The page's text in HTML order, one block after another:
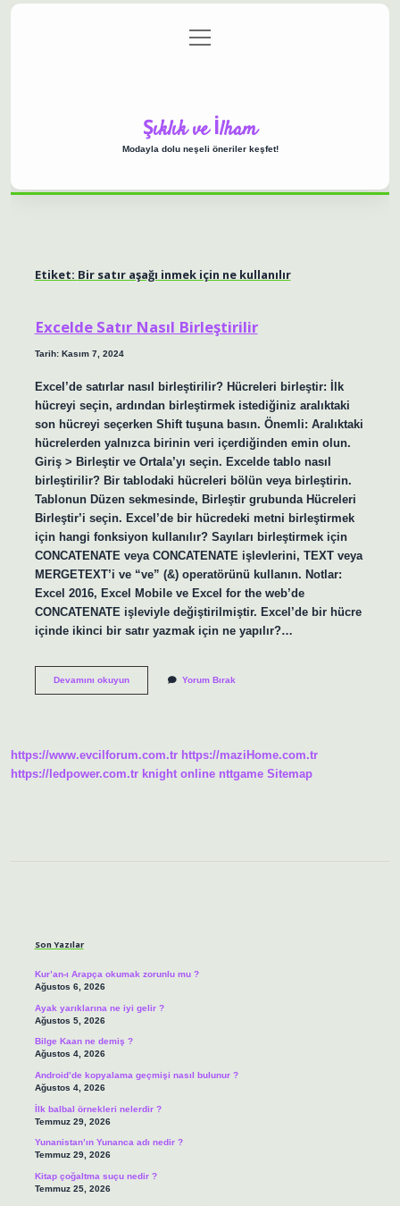
Gizlilik Politikası
menüyü
aç
Şıklık ve İlham
Modayla dolu neşeli öneriler keşfet!
Etiket: Bir satır aşağı inmek için ne kullanılır
Excelde Satır Nasıl Birleştirilir
Tarih: Kasım 7, 2024
Excel’de satırlar nasıl birleştirilir? Hücreleri birleştir: İlk
hücreyi seçin, ardından birleştirmek istediğiniz aralıktaki
son hücreyi seçerken Shift tuşuna basın. Önemli: Aralıktaki
hücrelerden yalnızca birinin veri içerdiğinden emin olun.
Giriş > Birleştir ve Ortala’yı seçin. Excelde tablo nasıl
birleştirilir? Bir tablodaki hücreleri bölün veya birleştirin.
Tablonun Düzen sekmesinde, Birleştir grubunda Hücreleri
Birleştir’i seçin. Excel’de bir hücredeki metni birleştirmek
için hangi fonksiyon kullanılır? Sayıları birleştirmek için
CONCATENATE veya CONCATENATE işlevlerini, TEXT veya
MERGETEXT’i ve “ve” (&) operatörünü kullanın. Notlar:
Excel 2016, Excel Mobile ve Excel for the web’de
CONCATENATE işleviyle değiştirilmiştir. Excel’de bir hücre
içinde ikinci bir satır yazmak için ne yapılır?…
Devamını okuyunExcelde
Yorum Bırak
https://www.evcilforum.com.tr https://maziHome.com.tr
https://ledpower.com.tr knight online nttgame Sitemap
Son Yazılar
Kur’an-ı Arapça okumak zorunlu mu ?
Ağustos 6, 2026
Ayak yarıklarına ne iyi gelir ?
Ağustos 5, 2026
Bilge Kaan ne demiş ?
Ağustos 4, 2026
Android’de kopyalama geçmişi nasıl bulunur ?
Ağustos 4, 2026
İlk balbal örnekleri nelerdir ?
Temmuz 29, 2026
Yunanistan’ın Yunanca adı nedir ?
Temmuz 29, 2026
Kitap çoğaltma suçu nedir ?
Temmuz 25, 2026